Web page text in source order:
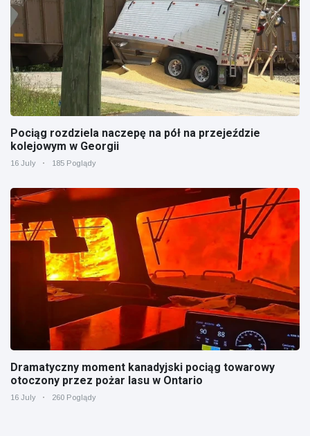
Pociąg rozdziela naczepę na pół na przejeździe
kolejowym w Georgii
16 July 185 Poglądy
Dramatyczny moment kanadyjski pociąg towarowy
otoczony przez pożar lasu w Ontario
16 July 260 Poglądy